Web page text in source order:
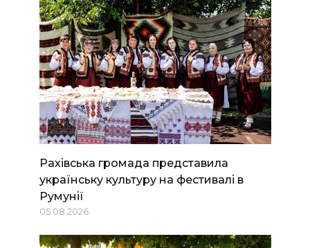
Рахівська громада представила
українську культуру на фестивалі в
Румунії
05.08.2026